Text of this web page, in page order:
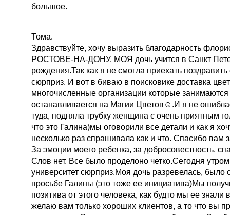
большое.
Тома.
Здравствуйте, хочу выразить благодарность
РОСТОВЕ-НА-ДОНУ. МОЯ дочь учится в Санкт
рождения.Так как я не смогла приехать
сюрприз. И вот в биваю в поисковике доставка
многочисленные организации которые
останавливается на Магии Цветов☺.И я не
туда, подняла трубку женщина с очень приятным
что это Галина)мы оговорили все детали и как я
несколько раз спрашивала как и что. Спасибо вам
За эмоции моего ребенка, за добросовестность,
Слов нет. Все было проделоно четко.Сегодня
университет сюрприз.Моя дочь разревелась, было
просьбе Галины (это тоже ее инициатива)Мы
позитива от этого человека, как будто мы ее знали
желаю вам только хороших клиентов, а то что вы